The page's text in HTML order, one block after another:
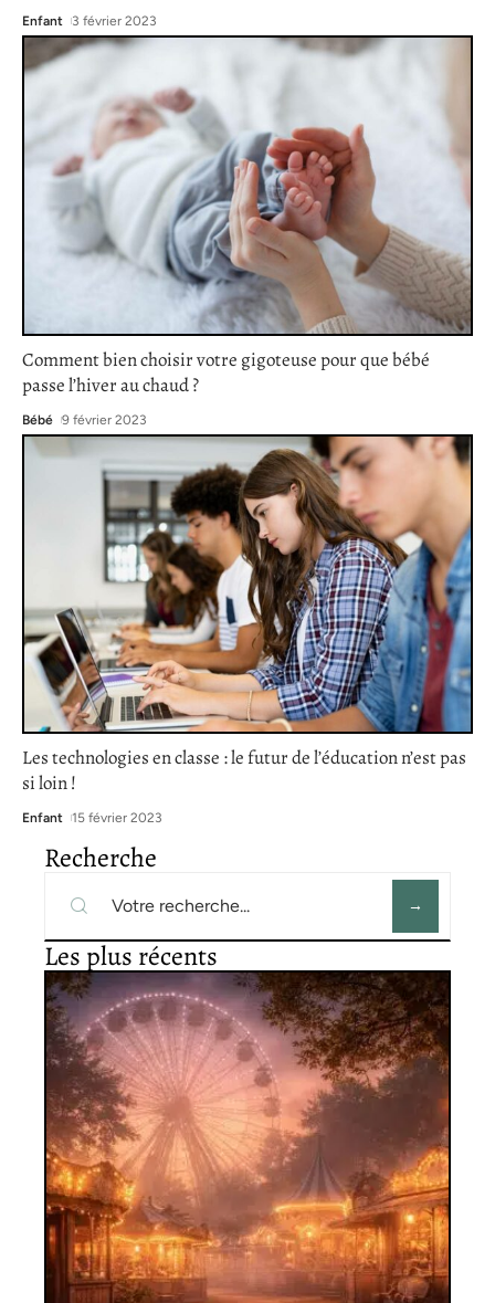
Enfant 3 février 2023
Comment bien choisir votre gigoteuse pour que bébé
passe l’hiver au chaud ?
Bébé 9 février 2023
Les technologies en classe : le futur de l’éducation n’est pas
si loin !
Enfant 15 février 2023
Recherche
Les plus récents